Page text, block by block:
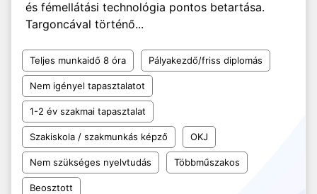
és fémellátási technológia pontos betartása.
Targoncával történő...
Teljes munkaidő 8 óra Pályakezdő/friss diplomás
Nem igényel tapasztalatot
1-2 év szakmai tapasztalat
Szakiskola / szakmunkás képző OKJ
Nem szükséges nyelvtudás Többműszakos
Beosztott